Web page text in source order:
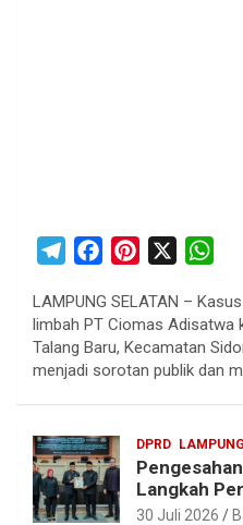
l
e
g
m
c
e
b
k
n
t
e
s
t
a
t
s
p
LAMPUNG SELATAN –
limbah PT Ciomas Adisatwa
Talang Baru, Kecamatan
menjadi sorotan publik dan
DPRD LAMPUNG
Langkah
dan
30 Juli 2026